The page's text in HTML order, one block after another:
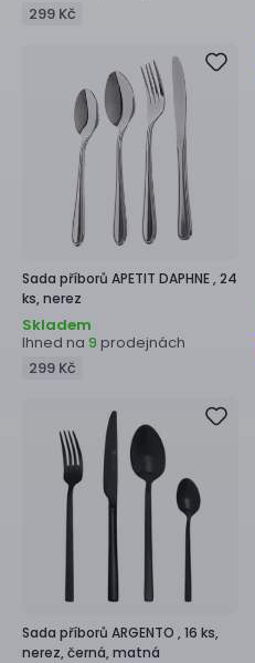
299 Kč
Sada příborů APETIT DAPHNE ,24
ks, nerez
Skladem
Ihned na 9 prodejnách
299 Kč
Sada příborů ARGENTO ,16 ks,
nerez, černá, matná